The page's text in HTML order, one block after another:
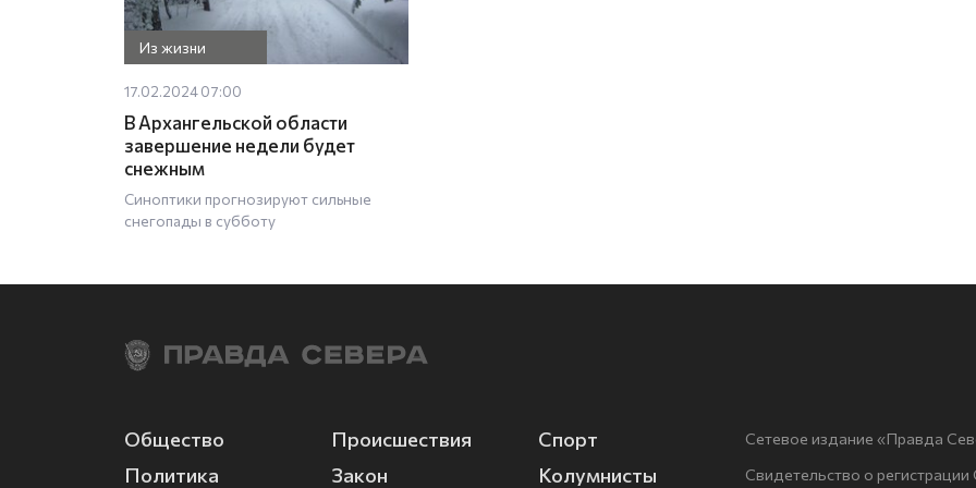
Из жизни
17.02.2024 07:00
В Архангельской области
завершение недели будет
снежным
Синоптики прогнозируют сильные
снегопады в субботу
Общество
Политика
Происшествия
Закон
Спорт
Колумнисты
Сетевое издание «Правда
Свидетельство о